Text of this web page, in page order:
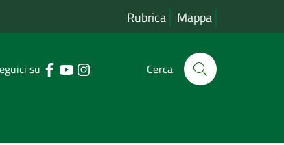
Rubrica Mappa
su Cerca